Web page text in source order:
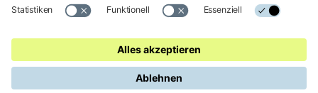
© 2026 Offizielle Website des Garda Dolomiti – Azienda per il Turismo
S.p.A. - C.F. e P. IVA 01855030225 Cap. Soc. € 600.000,00 I.V. - REA
Made in